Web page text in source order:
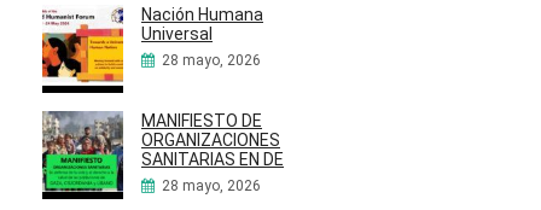
Nación Humana
Universal
28 mayo, 2026
MANIFIESTO DE
ORGANIZACIONES
SANITARIAS EN DE
28 mayo, 2026